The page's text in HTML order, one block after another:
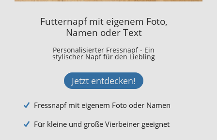
Futternapf mit eigenem Foto,
Namen oder Text
Personalisierter Fressnapf - Ein
stylischer Napf für den Liebling
Jetzt entdecken!
Fressnapf mit eigenem Foto oder Namen
Für kleine und große Vierbeiner geeignet